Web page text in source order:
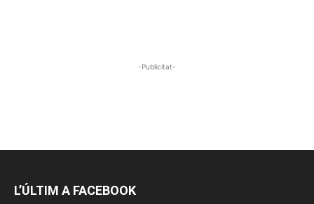
-Publicitat-
L’ÚLTIM A FACEBOOK